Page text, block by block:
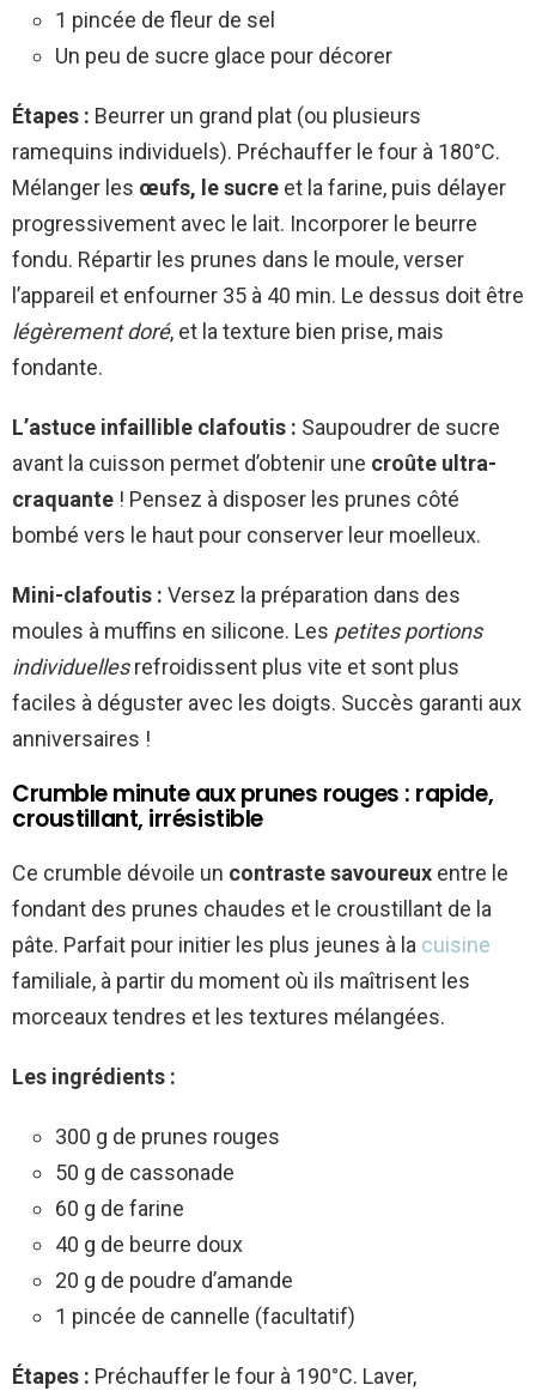
1 pincée de fleur de sel
Un peu de sucre glace pour décorer
Étapes : Beurrer un grand plat (ou plusieurs
ramequins individuels). Préchauffer le four à 180°C.
Mélanger les œufs, le sucre et la farine, puis délayer
progressivement avec le lait. Incorporer le beurre
fondu. Répartir les prunes dans le moule, verser
l’appareil et enfourner 35 à 40 min. Le dessus doit être
légèrement doré, et la texture bien prise, mais
fondante.
L’astuce infaillible clafoutis : Saupoudrer de sucre
avant la cuisson permet d’obtenir une croûte ultra-
craquante ! Pensez à disposer les prunes côté
bombé vers le haut pour conserver leur moelleux.
Mini-clafoutis : Versez la préparation dans des
moules à muffins en silicone. Les petites portions
individuellesrefroidissent plus vite et sont plus
faciles à déguster avec les doigts. Succès garanti aux
anniversaires !
Crumble minute aux prunes rouges : rapide,
croustillant, irrésistible
Ce crumble dévoile un contraste savoureux entre le
fondant des prunes chaudes et le croustillant de la
pâte. Parfait pour initier les plus jeunes à la cuisine
familiale, à partir du moment où ils maîtrisent les
morceaux tendres et les textures mélangées.
Les ingrédients :
300 g de prunes rouges
50 g de cassonade
60 g de farine
40 g de beurre doux
20 g de poudre d’amande
1 pincée de cannelle (facultatif)
Étapes : Préchauffer le four à 190°C. Laver,